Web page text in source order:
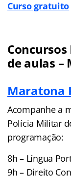
Curso gratuito
de aulas
Maratona
Acompanhe a
Polícia Militar
programação:
8h – Língua
9h – Direito